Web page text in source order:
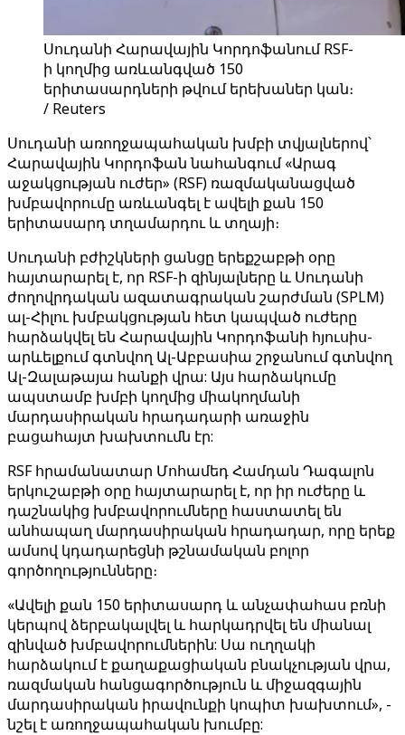
Սուդանի Հարավային Կորդոֆանում RSF-
ի կողմից առևանգված 150
երիտասարդների թվում երեխաներ կան։
/ Reuters
Սուդանի առողջապահական խմբի տվյալներով՝
Հարավային Կորդոֆան նահանգում «Արագ
աջակցության ուժեր» (RSF) ռազմականացված
խմբավորումը առևանգել է ավելի քան 150
երիտասարդ տղամարդու և տղայի։
Սուդանի բժիշկների ցանցը երեքշաբթի օրը
հայտարարել է, որ RSF-ի զինյալները և Սուդանի
ժողովրդական ազատագրական շարժման (SPLM)
ալ-Հիլու խմբակցության հետ կապված ուժերը
հարձակվել են Հարավային Կորդոֆանի հյուսիս-
արևելքում գտնվող Ալ-Աբբասիա շրջանում գտնվող
Ալ-Զալաթայա հանքի վրա: Այս հարձակումը
ապստամբ խմբի կողմից միակողմանի
մարդասիրական հրադադարի առաջին
բացահայտ խախտումն էր:
RSF հրամանատար Մոհամեդ Համդան Դագալոն
երկուշաբթի օրը հայտարարել է, որ իր ուժերը և
դաշնակից խմբավորումները հաստատել են
անհապաղ մարդասիրական հրադադար, որը երեք
ամսով կդադարեցնի թշնամական բոլոր
գործողությունները։
«Ավելի քան 150 երիտասարդ և անչափահաս բռնի
կերպով ձերբակալվել և հարկադրվել են միանալ
զինված խմբավորումներին: Սա ուղղակի
հարձակում է քաղաքացիական բնակչության վրա,
ռազմական հանցագործություն և միջազգային
մարդասիրական իրավունքի կոպիտ խախտում», -
նշել է առողջապահական խումբը: